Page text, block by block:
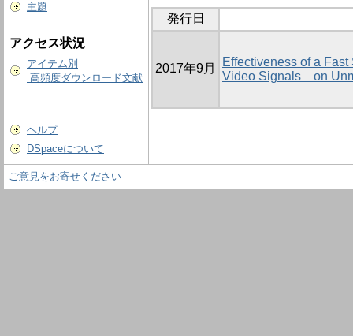
主題
アクセス状況
アイテム別
高頻度ダウンロード文献
ヘルプ
DSpaceについて
発行日
2017年9月
Effectiveness of a
Video Signals on
ご意見をお寄せください